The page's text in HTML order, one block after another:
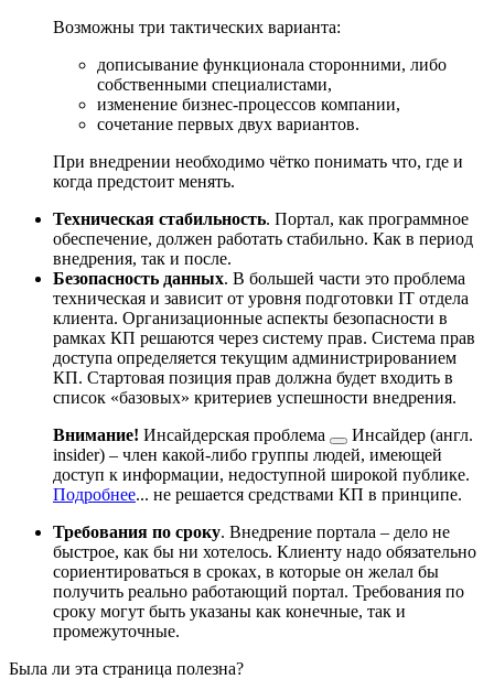
Возможны три тактических варианта:
дописывание функционала сторонними, либо
собственными специалистами,
изменение бизнес-процессов компании,
сочетание первых двух вариантов.
При внедрении необходимо чётко понимать что, где и
когда предстоит менять.
Техническая стабильность. Портал, как программное
обеспечение, должен работать стабильно. Как в период
внедрения, так и после.
Безопасность данных. В большей части это проблема
техническая и зависит от уровня подготовки IT отдела
клиента. Организационные аспекты безопасности в
рамках КП решаются через систему прав. Система прав
доступа определяется текущим администрированием
КП. Стартовая позиция прав должна будет входить в
список «базовых» критериев успешности внедрения.
Внимание! Инсайдерская проблема
Инсайдер (англ.
insider) – член какой-либо группы людей, имеющей
доступ к информации, недоступной широкой публике.
Подробнее... не решается средствами КП в принципе.
Требования по сроку. Внедрение портала – дело не
быстрое, как бы ни хотелось. Клиенту надо обязательно
сориентироваться в сроках, в которые он желал бы
получить реально работающий портал. Требования по
сроку могут быть указаны как конечные, так и
промежуточные.
Была ли эта страница полезна?